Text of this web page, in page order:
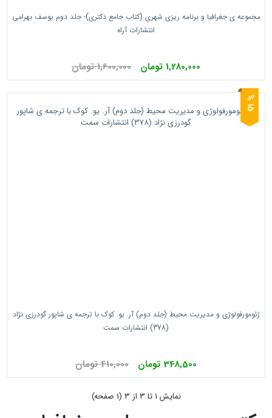
مجموعه ی جغرافیا و برنامه ریزی شهری (کتاب جامع دکتری)- جلد دوم یوسف بهرامی
انتشارات آراه
1,280,000 تومان 1,600,000 تومان
ژئومورفولوژی و مدیریت محیط (جلد دوم) آر. یو. کوک با ترجمه ی شاپور گودرزی نژاد
(378) انتشارات سمت
348,500 تومان 410,000 تومان
1
5
%
نمايش 1 تا 3 از 3 (1 صفحه)